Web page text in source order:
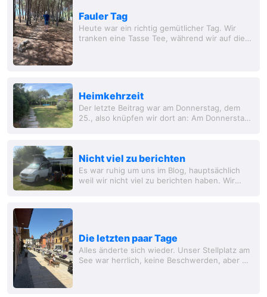
Fauler Tag
Heute war ein richtig gemütlicher Tag. Wir
tranken eine Tasse Tee, während wir auf die
Heimkehrzeit
Der letzte Beitrag war am Donnerstag, dem
25., also knüpfen wir dort an: Am Donnerstag
Nicht viel zu berichten
Es war ruhig um uns im Blog, hauptsächlich
weil wir nicht viel zu berichten haben. Wir
Die letzten paar Tage
Alles änderte sich wieder. Unser Stellplatz am
See war herrlich, keine Beschwerden, aber wir